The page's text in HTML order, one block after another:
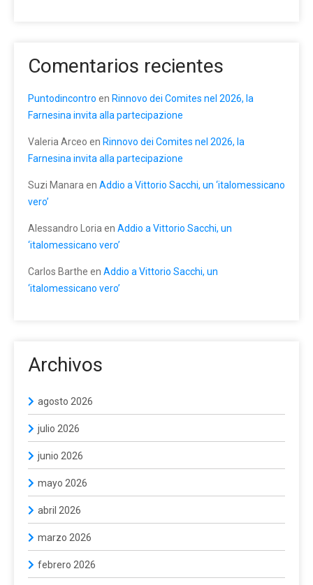
Comentarios recientes
Puntodincontro en Rinnovo dei Comites nel 2026, la
Farnesina invita alla partecipazione
Valeria Arceo en Rinnovo dei Comites nel 2026, la
Farnesina invita alla partecipazione
Suzi Manara en Addio a Vittorio Sacchi, un ‘italomessicano
vero’
Alessandro Loria en Addio a Vittorio Sacchi, un
‘italomessicano vero’
Carlos Barthe en Addio a Vittorio Sacchi, un
‘italomessicano vero’
Archivos
agosto 2026
julio 2026
junio 2026
mayo 2026
abril 2026
marzo 2026
febrero 2026